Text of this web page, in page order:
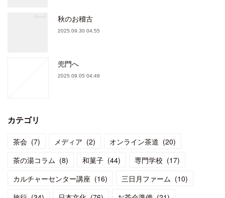
秋のお稽古
2025.09.30 04:55
兜門へ
2025.09.05 04:49
カテゴリ
茶会 (7) メディア (2) オンライン茶道 (20)
茶の湯コラム (8) 和菓子 (44) 専門学校 (17)
カルチャーセンター講座 (16) 三日月ファーム (10)